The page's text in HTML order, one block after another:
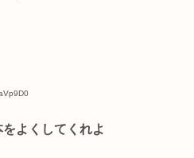
よくしてくれよ